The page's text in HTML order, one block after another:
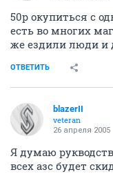
50р окупиться с
есть во многих
же ездили люди и
ОТВЕТИТЬ
blazerII
veteran
26 апреля 2005
Я думаю
всех азс будет